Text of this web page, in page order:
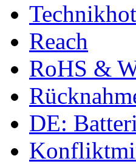
Reach
RoHS &
DE: